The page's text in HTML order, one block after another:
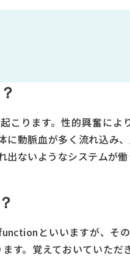
こります。性的興奮に
に動脈血が多く流れ込み
出ないようなシステムが
といいますが、そ
す。覚えておいていた